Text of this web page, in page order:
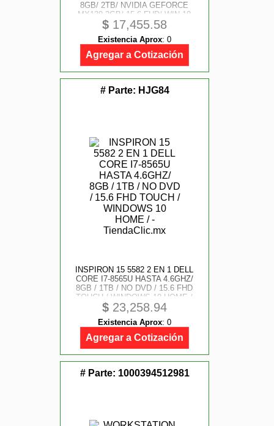
8GB/ 2TB/ NVIDIA GEFORCE
MX130 2GB/ 15.6 FHD/ WIN 10
HOME/ PLATEADO
$ 17,455.58
Existencia Aprox: 0
Agregar a Cotización
# Parte: HJG84
INSPIRON 15 5582 2 EN 1 DELL
CORE I7-8565U HASTA 4.6GHZ/
8GB / 1TB / NO DVD / 15.6 FHD
TOUCH / WINDOWS 10 HOME /
$ 23,258.94
Existencia Aprox: 0
Agregar a Cotización
# Parte: 1000394512981